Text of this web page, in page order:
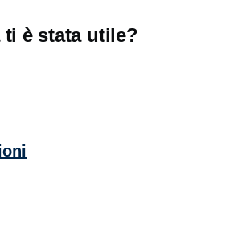
ti è stata utile?